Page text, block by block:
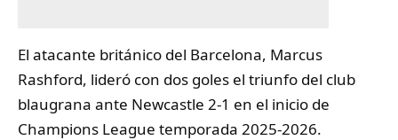
El atacante británico del Barcelona, Marcus
Rashford, lideró con dos goles el triunfo del club
blaugrana ante Newcastle 2-1 en el inicio de
Champions League temporada 2025-2026.